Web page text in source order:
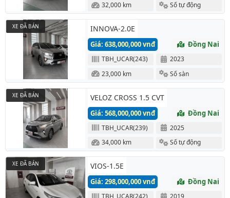
32,000 km
Số tự động
INNOVA-2.0E
Giá: 638,000,000 vnđ Đồng Nai
TBH_UCAR(243)
2023
23,000 km
Số sàn
XE ĐÃ BÁN
VELOZ CROSS 1.5 CVT
Giá: 568,000,000 vnđ Đồng Nai
TBH_UCAR(239)
2025
34,000 km
Số tự động
XE ĐÃ BÁN
VIOS-1.5E
Giá: 298,000,000 vnđ Đồng Nai
XE ĐÃ BÁN